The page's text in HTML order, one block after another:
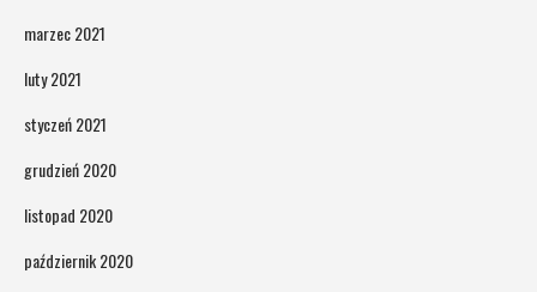
marzec 2021
luty 2021
styczeń 2021
grudzień 2020
listopad 2020
październik 2020